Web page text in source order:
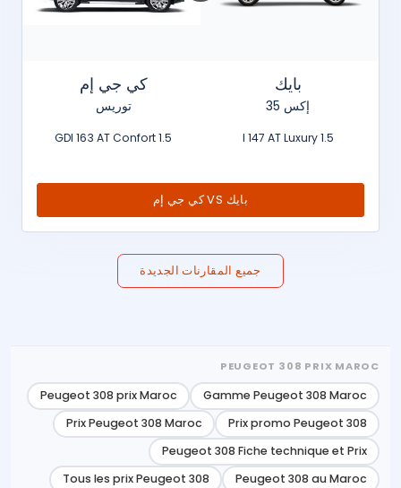
بايك
إكس 35
1.5 l 147 AT Luxury
كي جي إم
توريس
1.5 GDI 163 AT Confort
بايك VS كي جي إم
جميع المقارنات الجديدة
PEUGEOT 308 PRIX MAROC
Gamme Peugeot 308 Maroc
Peugeot 308 prix Maroc
Prix promo Peugeot 308
Prix Peugeot 308 Maroc
Peugeot 308 Fiche technique et Prix
Peugeot 308 au Maroc
Tous les prix Peugeot 308